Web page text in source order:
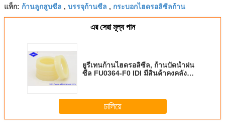
แท็ก: ก้านลูกสูบซีล , บรรจุก้านซีล , กระบอกไฮดรอลิซีลก้าน
এর সেরা মূল্য পান
ยูรีเทนก้านไฮดรอลิซีล, ก้านปัดน้ำฝน
ซีล FU0364-F0 IDI มีสินค้าคงคลัง
চালিয়ে